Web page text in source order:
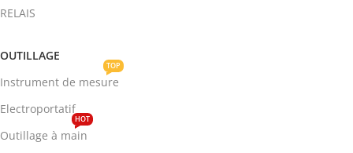
RELAIS
OUTILLAGE
Instrument de mesure
TOP
Electroportatif
Outillage à main
HOT